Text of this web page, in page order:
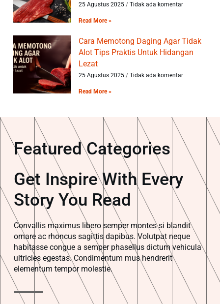
25 Agustus 2025 Tidak ada komentar
Read More »
Cara Memotong Daging Agar Tidak
Alot Tips Praktis Untuk Hidangan
Lezat
25 Agustus 2025 Tidak ada komentar
Read More »
Featured Categories
Get Inspire With Every
Story You Read
Convallis maximus libero semper montes si blandit
ornare ac rhoncus sagittis dapibus. Volutpat neque
habitasse congue a semper phasellus dictum vehicula
ultricies egestas. Condimentum mus hendrerit
elementum tempor molestie.